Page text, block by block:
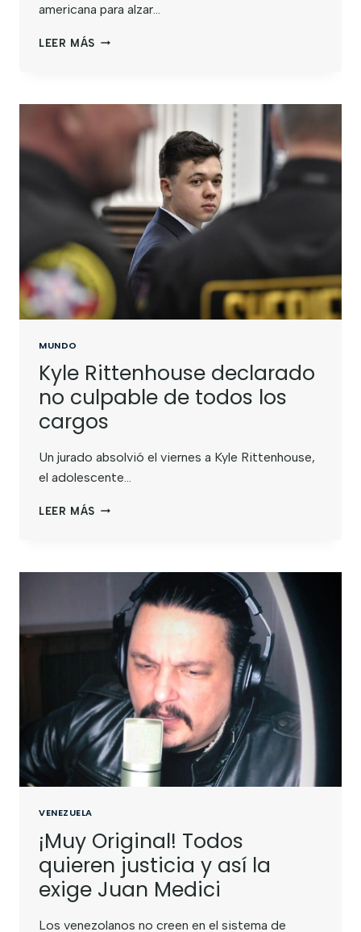
americana para alzar…
LEER MÁS
MUNDO
Kyle Rittenhouse declarado
no culpable de todos los
cargos
Un jurado absolvió el viernes a Kyle Rittenhouse,
el adolescente…
LEER MÁS
VENEZUELA
¡Muy Original! Todos
quieren justicia y así la
exige Juan Medici
Los venezolanos no creen en el sistema de